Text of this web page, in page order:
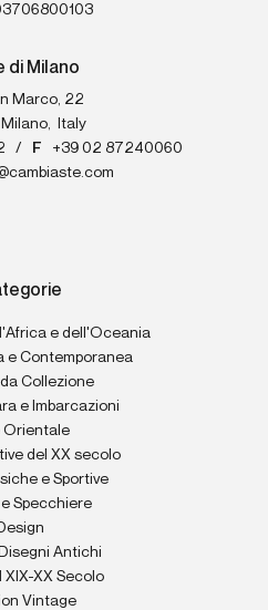
di Milano
Marco, 22
Milano
Italy
/ F
+39 02 87240060
e dell'Oceania
e Contemporanea
Collezione
e Imbarcazioni
Orientale
del XX secolo
e Sportive
Specchiere
Antichi
XIX-XX Secolo
Vintage